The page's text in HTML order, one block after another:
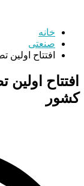
خانه
صنعتی
افتتاح
افتتاح
کشور